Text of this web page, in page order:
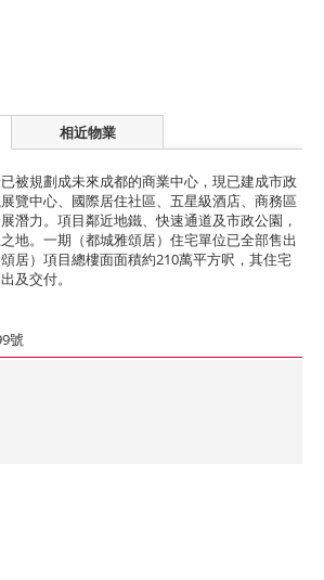
相近物業
被規劃成未來成都的商業中心，現已建成市政
覽中心、國際居住社區、五星級酒店、商務區
潛力。項目鄰近地鐵、快速通道及市政公園，
地。一期（都城雅頌居）住宅單位已全部售出
居）項目總樓面面積約210萬平方呎，其住宅
及交付。
號